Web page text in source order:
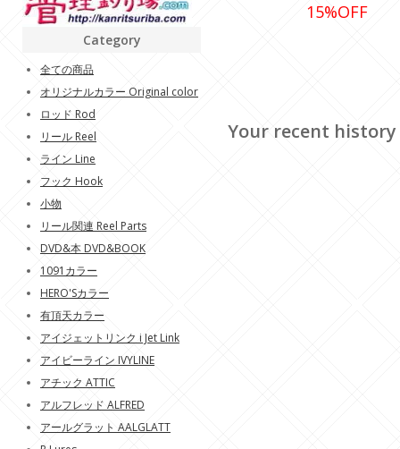
15%OFF
Your recent history
Category
全ての商品
オリジナルカラー Original color
ロッド Rod
リール Reel
ライン Line
フック Hook
小物
リール関連 Reel Parts
DVD&本 DVD&BOOK
1091カラー
HERO'Sカラー
有頂天カラー
アイジェットリンク i Jet Link
アイビーライン IVYLINE
アチック ATTIC
アルフレッド ALFRED
アールグラット AALGLATT